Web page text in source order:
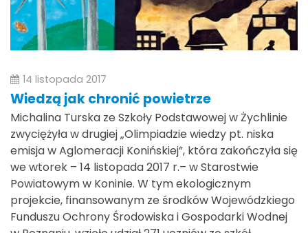
14 listopada 2017
Wiedzą jak chronić powietrze
Michalina Turska ze Szkoły Podstawowej w Żychlinie
zwyciężyła w drugiej „Olimpiadzie wiedzy pt. niska
emisja w Aglomeracji Konińskiej”, która zakończyła się
we wtorek – 14 listopada 2017 r.– w Starostwie
Powiatowym w Koninie. W tym ekologicznym
projekcie, finansowanym ze środków Wojewódzkiego
Funduszu Ochrony Środowiska i Gospodarki Wodnej